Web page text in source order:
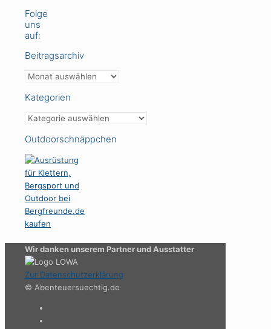
Folge
uns
auf:
Beitragsarchiv
Beitragsarchiv
Kategorien
Kategorien
Outdoorschnäppchen
Wir danken unserem Partner und Ausstatter
Zur Datenschutzerklärung
© Abenteuersuechtig.de